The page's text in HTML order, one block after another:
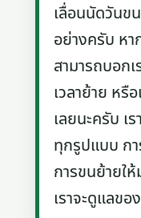
เลื่อนนัดวันข
อย่างครับ หา
สามารถบอกเ
เวลาย้าย หรื
เลยนะครับ เ
ทุกรูปแบบ กา
การขนย้ายใ
เราจะดูแลข